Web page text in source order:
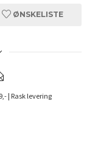
ØNSKELISTE
| Rask levering